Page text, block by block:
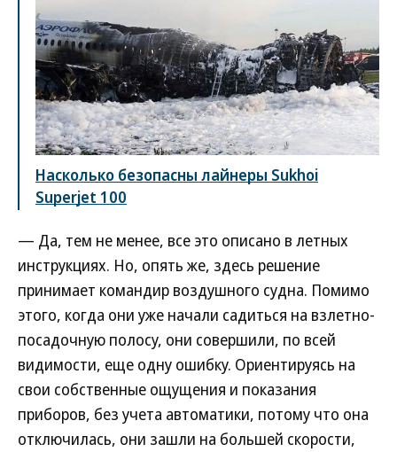
Насколько безопасны лайнеры Sukhoi
Superjet 100
— Да, тем не менее, все это описано в летных
инструкциях. Но, опять же, здесь решение
принимает командир воздушного судна. Помимо
этого, когда они уже начали садиться на взлетно-
посадочную полосу, они совершили, по всей
видимости, еще одну ошибку. Ориентируясь на
свои собственные ощущения и показания
приборов, без учета автоматики, потому что она
отключилась, они зашли на большей скорости,